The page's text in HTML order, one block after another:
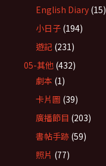
English Diary (15)
小日子 (194)
遊記 (231)
05-其他 (432)
劇本 (1)
卡片圖 (39)
廣播節目 (203)
書帖手跡 (59)
照片 (77)